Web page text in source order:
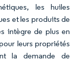
les huiles
et les produits de
intègre de plus en
leurs propriétés
la demande de